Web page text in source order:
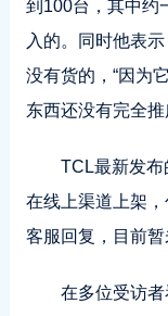
到100台，其中约
入的。同时他表
没有货的，“因为
东西还没有完全推
TCL最新发
在线上渠道上架
客服回复，目前暂
在多位受访